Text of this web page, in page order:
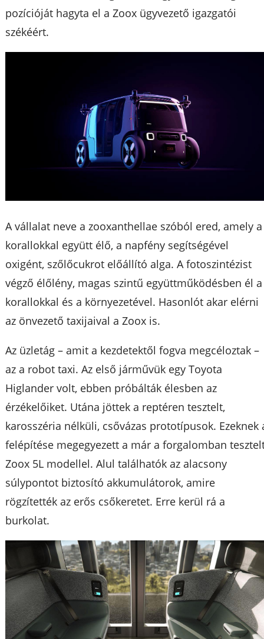
pozícióját hagyta el a Zoox ügyvezető igazgatói
székéért.
A vállalat neve a zooxanthellae szóból ered, amely a
korallokkal együtt élő, a napfény segítségével
oxigént, szőlőcukrot előállító alga. A fotoszintézist
végző élőlény, magas szintű együttműködésben él a
korallokkal és a környezetével. Hasonlót akar elérni
az önvezető taxijaival a Zoox is.
Az üzletág – amit a kezdetektől fogva megcéloztak –
az a robot taxi. Az első járművük egy Toyota
Higlander volt, ebben próbálták élesben az
érzékelőiket. Utána jöttek a reptéren tesztelt,
karosszéria nélküli, csővázas prototípusok. Ezeknek
felépítése megegyezett a már a forgalomban
Zoox 5L modellel. Alul találhatók az alacsony
súlypontot biztosító akkumulátorok, amire
rögzítették az erős csőkeretet. Erre kerül rá a
burkolat.